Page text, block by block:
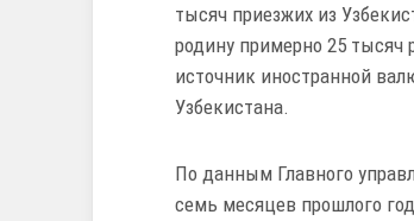
тысяч приезжих из
родину примерно 25 тысяч
источник иностранной
Узбекистана.
По данным Главного
семь месяцев прошлого